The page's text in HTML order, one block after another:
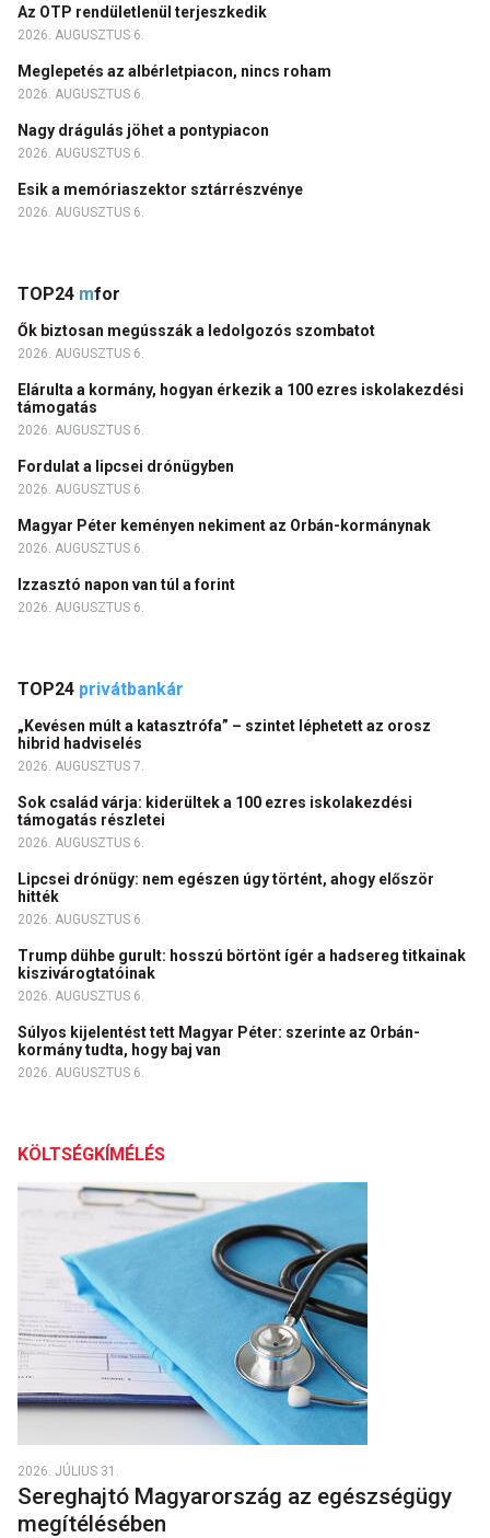
Az OTP rendületlenül terjeszkedik
2026. AUGUSZTUS 6.
Meglepetés az albérletpiacon, nincs roham
2026. AUGUSZTUS 6.
Nagy drágulás jöhet a pontypiacon
2026. AUGUSZTUS 6.
Esik a memóriaszektor sztárrészvénye
2026. AUGUSZTUS 6.
TOP24 mfor
Ők biztosan megússzák a ledolgozós szombatot
2026. AUGUSZTUS 6.
Elárulta a kormány, hogyan érkezik a 100 ezres iskolakezdési
támogatás
2026. AUGUSZTUS 6.
Fordulat a lipcsei drónügyben
2026. AUGUSZTUS 6.
Magyar Péter keményen nekiment az Orbán-kormánynak
2026. AUGUSZTUS 6.
Izzasztó napon van túl a forint
2026. AUGUSZTUS 6.
TOP24 privátbankár
„Kevésen múlt a katasztrófa” – szintet léphetett az orosz
hibrid hadviselés
2026. AUGUSZTUS 7.
Sok család várja: kiderültek a 100 ezres iskolakezdési
támogatás részletei
2026. AUGUSZTUS 6.
Lipcsei drónügy: nem egészen úgy történt, ahogy először
hitték
2026. AUGUSZTUS 6.
Trump dühbe gurult: hosszú börtönt ígér a hadsereg titkainak
kiszivárogtatóinak
2026. AUGUSZTUS 6.
Súlyos kijelentést tett Magyar Péter: szerinte az Orbán-
kormány tudta, hogy baj van
2026. AUGUSZTUS 6.
KÖLTSÉGKÍMÉLÉS
2026. JÚLIUS 31.
Sereghajtó Magyarország az egészségügy
megítélésében